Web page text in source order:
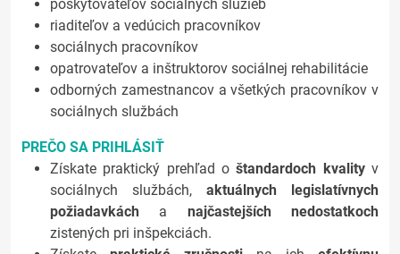
poskytovateľov sociálnych služieb
riaditeľov a vedúcich pracovníkov
sociálnych pracovníkov
opatrovateľov a inštruktorov sociálnej rehabilitácie
odborných zamestnancov a všetkých pracovníkov v
sociálnych službách
PREČO SA PRIHLÁSIŤ
Získate praktický prehľad oštandardoch kvalityv
sociálnych službách, aktuálnych legislatívnych
požiadavkách a najčastejších nedostatkoch
zistených pri inšpekciách.